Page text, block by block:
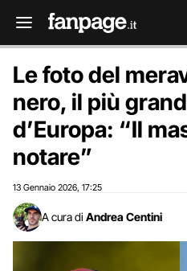
Le foto del
nero, il più
d’Europa: “Il
notare”
13 Gennaio 2026 17:25
A cura di Andrea Centini